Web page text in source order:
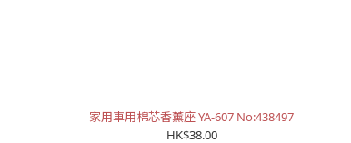
家用車用棉芯香薰座 YA-607 No:438497
HK$38.00